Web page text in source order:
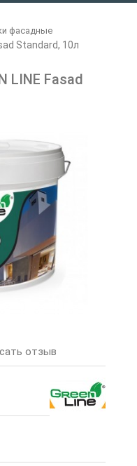
фасадные
Standard, 10л
LINE Fasad
отзыв